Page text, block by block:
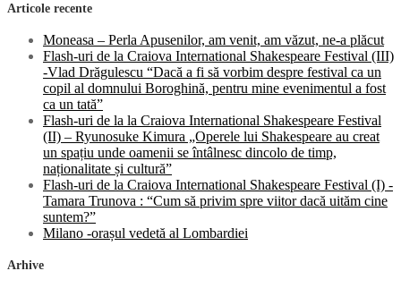
Articole recente
Moneasa – Perla Apusenilor, am venit, am văzut, ne-a plăcut
Flash-uri de la Craiova International Shakespeare Festival (III)
-Vlad Drăgulescu “Dacă a fi să vorbim despre festival ca un
copil al domnului Boroghină, pentru mine evenimentul a fost
ca un tată”
Flash-uri de la la Craiova International Shakespeare Festival
(II) – Ryunosuke Kimura „Operele lui Shakespeare au creat
un spațiu unde oamenii se întâlnesc dincolo de timp,
naționalitate și cultură”
Flash-uri de la Craiova International Shakespeare Festival (I) -
Tamara Trunova : “Cum să privim spre viitor dacă uităm cine
suntem?”
Milano -orașul vedetă al Lombardiei
Arhive